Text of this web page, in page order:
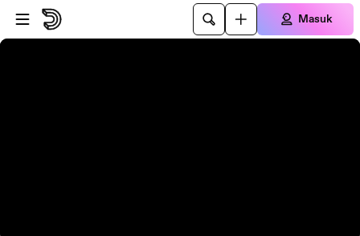
Lewati ke pemutar
Lewatkan ke konten utama
Masuk